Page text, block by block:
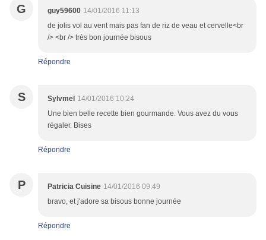
G guy59600 14/01/2016 11:13
de jolis vol au vent mais pas fan de riz de veau et cervelle<br
/> <br /> très bon journée bisous
Répondre
S Sylvmel 14/01/2016 10:24
Une bien belle recette bien gourmande. Vous avez du vous
régaler. Bises
Répondre
P Patricia Cuisine 14/01/2016 09:49
bravo, et j'adore sa bisous bonne journée
Répondre